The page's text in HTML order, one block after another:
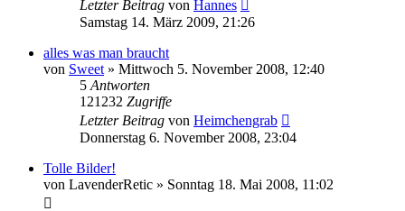
Letzter Beitrag von Hannes
Samstag 14. März 2009, 21:26
alles was man braucht
von Sweet » Mittwoch 5. November 2008, 12:40
5 Antworten
121232 Zugriffe
Letzter Beitrag von Heimchengrab
Donnerstag 6. November 2008, 23:04
Tolle Bilder!
von LavenderRetic » Sonntag 18. Mai 2008, 11:02